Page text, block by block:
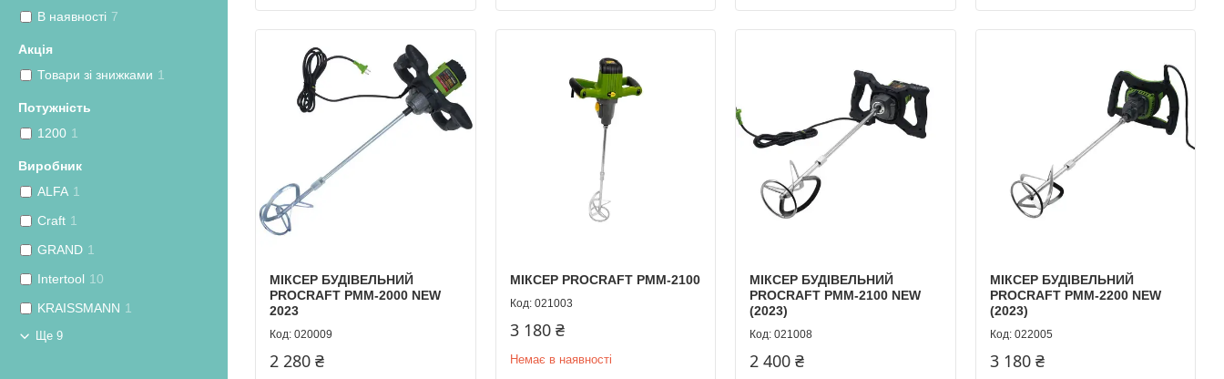
В наявності 7
Акція
Товари зі знижками 1
Потужність
1200 1
Виробник
ALFA 1
Craft 1
GRAND 1
Intertool 10
KRAISSMANN 1
Ще 9
МІКСЕР БУДІВЕЛЬНИЙ
PROCRAFT PMM-2000 NEW
2023
020009
2 280 ₴
МІКСЕР PROCRAFT PMM-2100
021003
3 180 ₴
Немає в наявності
МІКСЕР БУДІВЕЛЬНИЙ
PROCRAFT PMM-2100 NEW
(2023)
021008
2 400 ₴
МІКСЕР БУДІВЕЛЬНИЙ
PROCRAFT PMM-2200 NEW
(2023)
022005
3 180 ₴